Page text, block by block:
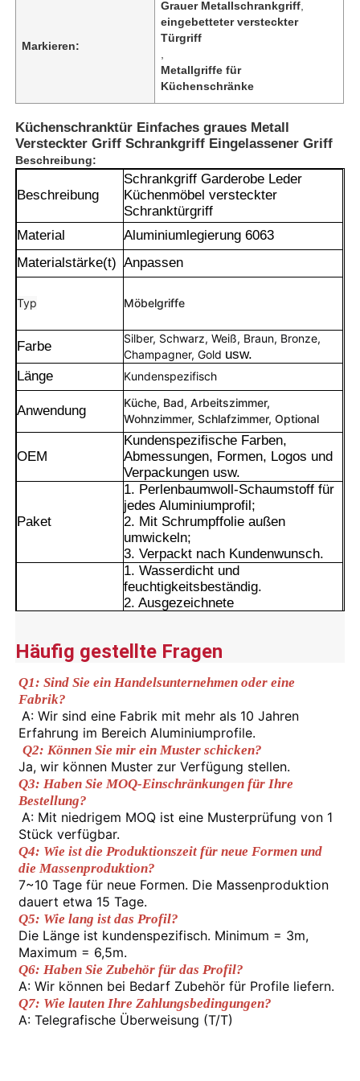
Heim
Produkte
Über uns
Werksbesichtigung
Qualitätskontrolle
Kontaktieren Sie uns
Neuigkeiten
Angebot anfordern
Extrusionsaluminiumprofile
Markieren:
Grauer Metallschrankgriff
eingebetteter versteckter
Türgriff
Metallgriffe für
Küchenschränke
Küchenschranktür Einfaches graues Metall
Versteckter Griff Schrankgriff Eingelassener Griff
Beschreibung:
Beschreibung
Schrankgriff Garderobe Leder
Küchenmöbel versteckter
Schranktürgriff
Material
Aluminiumlegierung 6063
Materialstärke(t) Anpassen
Typ Möbelgriffe
Farbe
Silber, Schwarz, Weiß, Braun, Bronze,
Champagner, Gold usw.
Länge
Kundenspezifisch
Anwendung
Küche, Bad, Arbeitszimmer,
Wohnzimmer, Schlafzimmer, Optional
OEM
Kundenspezifische Farben,
Abmessungen, Formen, Logos und
Verpackungen usw.
Paket
1. Perlenbaumwoll-Schaumstoff für
jedes Aluminiumprofil;
2. Mit Schrumpffolie außen
umwickeln;
3. Verpackt nach Kundenwunsch.
Vorteile
1. Wasserdicht und
feuchtigkeitsbeständig.
2. Ausgezeichnete
3. Glatte Oberfläche mit dauerhafter
Farbbeständigkeit.
4. Präziser Zuschnitt, Nivellierung
Eckdetailbehandlung.
Häufig gestellte Fragen
Q1: Sind Sie ein Handelsunternehmen oder eine
Fabrik?
A: Wir sind eine Fabrik mit mehr als 10 Jahren
Erfahrung im Bereich Aluminiumprofile.
Q2: Können Sie mir ein Muster schicken?
Ja, wir können Muster zur Verfügung stellen.
Q3: Haben Sie MOQ-Einschränkungen für Ihre
Bestellung?
A: Mit niedrigem MOQ ist eine Musterprüfung von 1
Stück verfügbar.
Q4: Wie ist die Produktionszeit für neue Formen und
die Massenproduktion?
7~10 Tage für neue Formen. Die Massenproduktion
dauert etwa 15 Tage.
Q5: Wie lang ist das Profil?
Die Länge ist kundenspezifisch. Minimum = 3m,
Maximum = 6,5m.
Q6: Haben Sie Zubehör für das Profil?
A: Wir können bei Bedarf Zubehör für Profile liefern.
Q7: Wie lauten Ihre Zahlungsbedingungen?
A: Telegrafische Überweisung (T/T)